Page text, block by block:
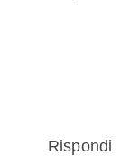
Rispondi